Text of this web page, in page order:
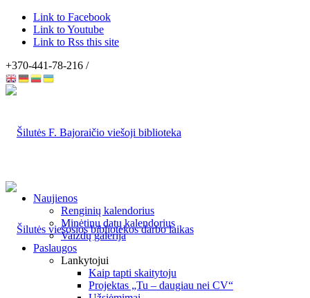
Link to Facebook
Link to Youtube
Link to Rss this site
+370-441-78-216 /
Naujienos
Renginių kalendorius
Minėtinų datų kalendorius
Vaizdų galerija
Paslaugos
Lankytojui
Kaip tapti skaitytoju
Projektas „Tu – daugiau nei CV“